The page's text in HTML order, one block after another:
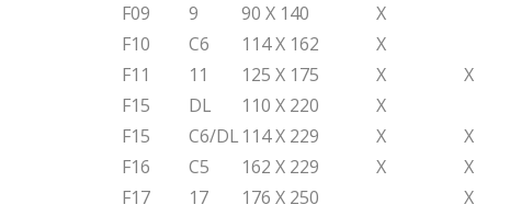
F09
9 90 X 140
X
F10
C6 114 X 162
X
F11
11 125 X 175 X
X
F15
DL 110 X 220
X
F15
C6/DL 114 X 229 X
X
F16
C5 162 X 229 X
X
F17
17 176 X 250
X